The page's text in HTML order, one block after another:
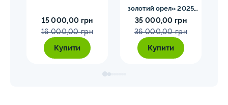
15 000,00 грн
16 000,00 грн
Купити
золотий орел» 2025
MS70 NGC орел тип2
35 000,00 грн
36 000,00 грн
Купити